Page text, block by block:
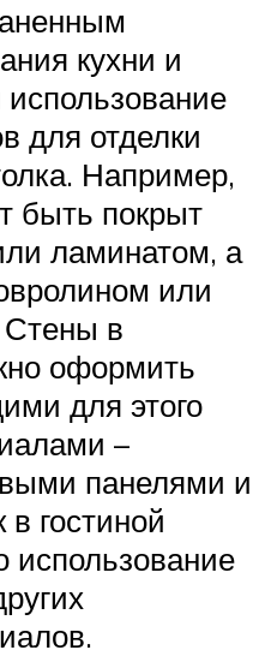
кухни и
использование
для отделки
Например,
быть покрыт
ламинатом, а
или
Стены в
оформить
для этого
–
панелями и
в гостиной
использование